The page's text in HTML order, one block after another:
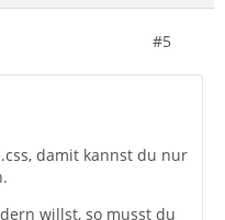
#5
damit kannst du nur
willst, so musst du